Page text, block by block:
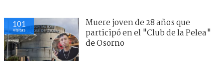
101
visitas
Muere joven de 28 años que
participó en el "Club de la Pelea"
de Osorno